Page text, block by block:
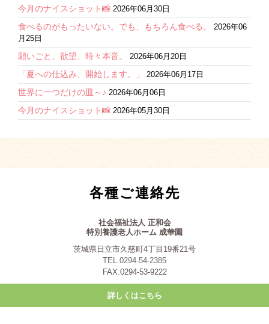
今月のナイスショット📸 2026年06月30日
食べるのがもったいない。でも、もちろん食べる。
2026年06
月25日
願いごと、欲望、時々本音。 2026年06月20日
「夏への仕込み、開始します。」 2026年06月17日
世界に一つだけの皿～♪ 2026年06月06日
今月のナイスショット📸 2026年05月30日
各種ご連絡先
社会福祉法人 正和会
特別養護老人ホーム 成華園
茨城県日立市久慈町4丁目19番21号
TEL.0294-54-2385
FAX.0294-53-9222
詳しくはこちら